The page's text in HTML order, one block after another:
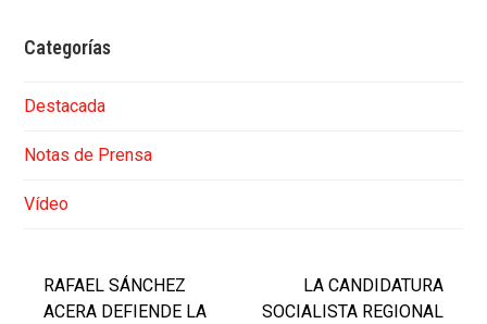
Categorías
Destacada
Notas de Prensa
Vídeo
RAFAEL SÁNCHEZ
ACERA DEFIENDE LA
LA CANDIDATURA
SOCIALISTA REGIONAL